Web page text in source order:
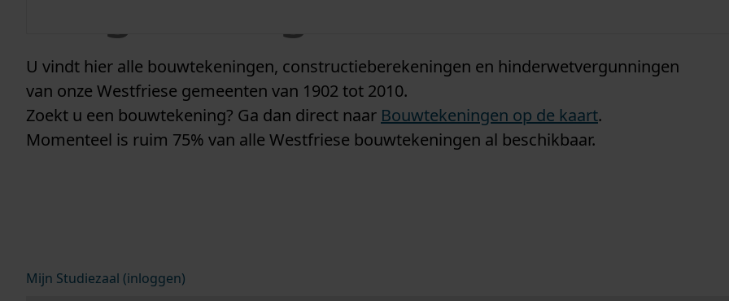
U vindt hier alle bouwtekeningen, constructieberekeningen en hinderwetvergunningen
van onze Westfriese gemeenten van 1902 tot 2010.
Zoekt u een bouwtekening? Ga dan direct naar Bouwtekeningen op de kaart.
Momenteel is ruim 75% van alle Westfriese bouwtekeningen al beschikbaar.
Mijn Studiezaal (inloggen)